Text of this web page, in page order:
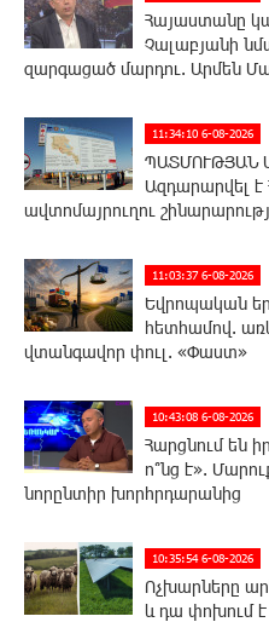
Հայաստանը
Չալաբյանի
զարգացած մարդու. Արմեն
11:34:10 6-08-2026
ՊԱՏՄՈՒԹՅԱՆ
Ազդարարվել է
ավտոմայրուղու
11:03:37 6-08-2026
Եվրոպական
հետհամով.
վտանգավոր փուլ. «Փաստ»
10:43:08 6-08-2026
Հարցնում են
ո՞նց է».
նորընտիր խորհրդարանից
10:35:54 6-08-2026
Ոչխարները
և դա փոխում